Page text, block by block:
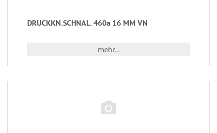
DRUCKKN.SCHNAL. 460a 16 MM VN
mehr...